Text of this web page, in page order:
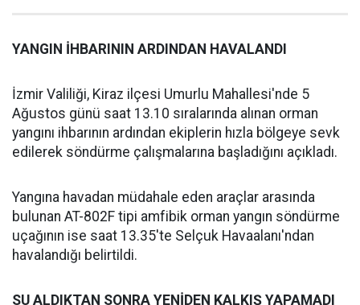
YANGIN İHBARININ ARDINDAN HAVALANDI
İzmir Valiliği, Kiraz ilçesi Umurlu Mahallesi'nde 5
Ağustos günü saat 13.10 sıralarında alınan orman
yangını ihbarının ardından ekiplerin hızla bölgeye sevk
edilerek söndürme çalışmalarına başladığını açıkladı.
Yangına havadan müdahale eden araçlar arasında
bulunan AT-802F tipi amfibik orman yangın söndürme
uçağının ise saat 13.35'te Selçuk Havaalanı'ndan
havalandığı belirtildi.
SU ALDIKTAN SONRA YENİDEN KALKIŞ YAPAMADI